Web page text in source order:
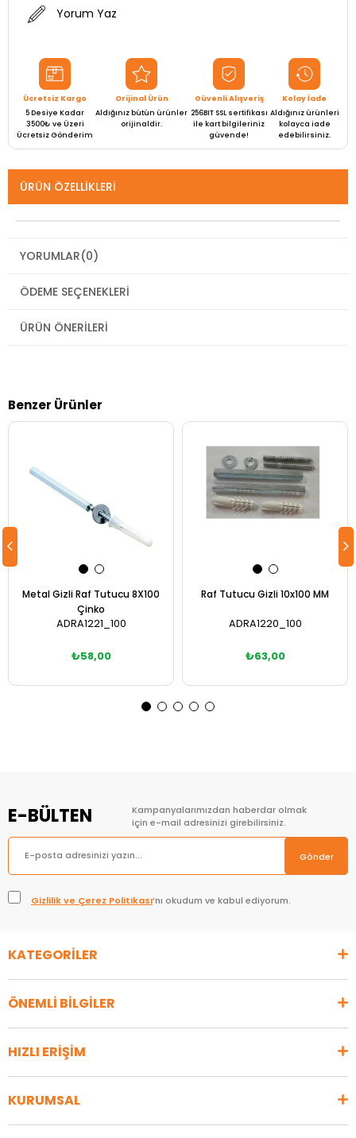
Yorum Yaz
Ücretsiz Kargo
5 Desiye Kadar
3500₺ ve Üzeri
Ücretsiz Gönderim
Orijinal Ürün
Aldığınız bütün ürünler
orijinaldir.
Güvenli Alışveriş
256BIT SSL sertifikası
ile kart bilgileriniz
güvende!
Kolay İade
Aldığınız ürünleri
kolayca iade
edebilirsiniz.
ÜRÜN ÖZELLIKLERI
YORUMLAR(0)
ÖDEME SEÇENEKLERI
ÜRÜN ÖNERILERI
Benzer Ürünler
Metal Gizli Raf Tutucu 8X100
Çinko
ADRA1221_100
₺58,00
Raf Tutucu Gizli 10x100 MM
ADRA1220_100
₺63,00
E-BÜLTEN
Kampanyalarımızdan haberdar olmak
için e-mail adresinizi girebilirsiniz.
Gönder
Gizlilik ve Çerez Politikası’nı okudum ve kabul ediyorum.
KATEGORİLER
ÖNEMLİ BİLGİLER
HIZLI ERİŞİM
KURUMSAL